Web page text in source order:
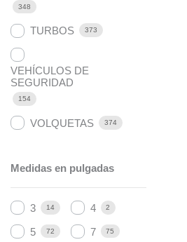
348
TURBOS 373
VEHÍCULOS DE
SEGURIDAD
154
VOLQUETAS 374
Medidas en pulgadas
3 14 4 2
5 72 7 75